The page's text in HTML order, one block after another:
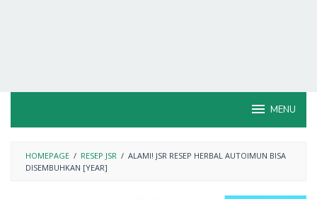
MENU
HOMEPAGE / RESEP JSR / ALAMI! JSR RESEP HERBAL AUTOIMUN BISA
DISEMBUHKAN [YEAR]